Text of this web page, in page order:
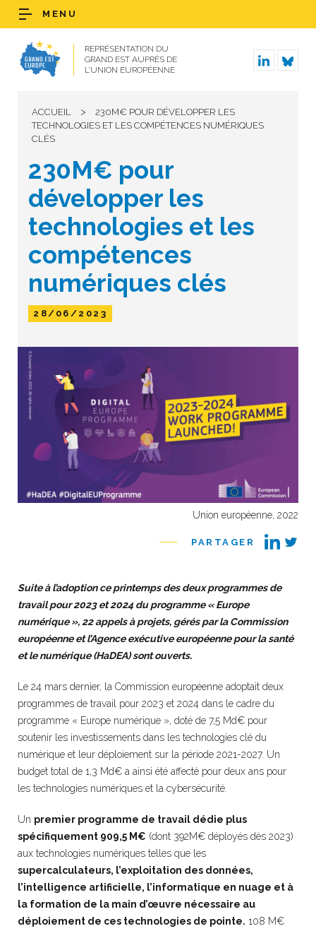
REPRÉSENTATION DU
GRAND EST AUPRÈS DE
L’UNION EUROPÉENNE
MENU
ACCUEIL >
230M€ POUR DÉVELOPPER LES
TECHNOLOGIES ET LES COMPÉTENCES NUMÉRIQUES
CLÉS
230M€ pour
développer les
technologies et les
compétences
numériques clés
28/06/2023
Union européenne, 2022
PARTAGER
Suite à l’adoption ce printemps des deux programmes de
travail pour 2023 et 2024 du programme « Europe
numérique », 22 appels à projets, gérés par la Commission
européenne et l’Agence exécutive européenne pour la santé
et le numérique (HaDEA) sont ouverts.
Le 24 mars dernier, la Commission européenne adoptait deux
programmes de travail pour 2023 et 2024 dans le cadre du
programme « Europe numérique », doté de 7,5 Md€ pour
soutenir les investissements dans les technologies clé du
numérique et leur déploiement sur la période 2021-2027. Un
budget total de 1,3 Md€ a ainsi été affecté pour deux ans pour
les technologies numériques et la cybersécurité.
Un premier programme de travail dédie plus
spécifiquement 909,5 M€ (dont 392M€ déployés dès 2023)
aux technologies numériques telles que les
supercalculateurs, l’exploitation des données,
l’intelligence artificielle, l’informatique en nuage et à
la formation de la main d’œuvre nécessaire au
déploiement de ces technologies de pointe. 108 M€